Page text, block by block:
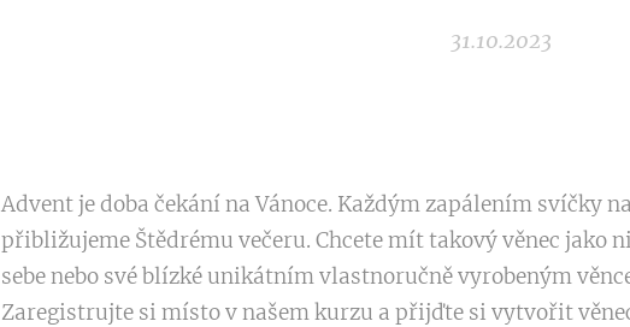
31.10.2023
Advent je doba čekání na Vánoce. Každým zapálením svíčky
přibližujeme Štědrému večeru. Chcete mít takový věnec jako
sebe nebo své blízké unikátním vlastnoručně vyrobeným
Zaregistrujte si místo v našem kurzu a přijďte si vytvořit